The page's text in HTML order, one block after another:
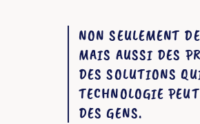
NON SEULEMENT
MAIS AUSSI DES
DES SOLUTIONS
TECHNOLOGIE
DES GENS.